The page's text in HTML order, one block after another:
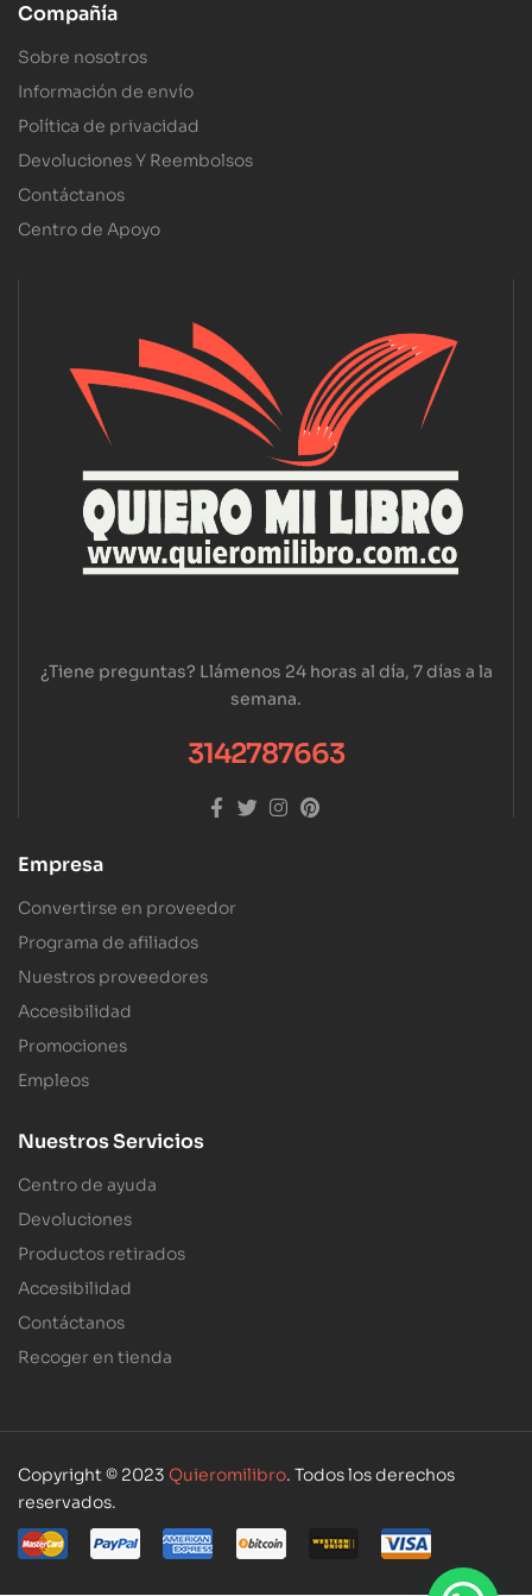
Compañía
Sobre nosotros
Información de envío
Política de privacidad
Devoluciones Y Reembolsos
Contáctanos
Centro de Apoyo
¿Tiene preguntas? Llámenos 24 horas al día, 7 días a la
semana.
3142787663
Empresa
Convertirse en proveedor
Programa de afiliados
Nuestros proveedores
Accesibilidad
Promociones
Empleos
Nuestros Servicios
Centro de ayuda
Devoluciones
Productos retirados
Accesibilidad
Contáctanos
Recoger en tienda
Copyright © 2023 Quieromilibro. Todos los derechos
reservados.